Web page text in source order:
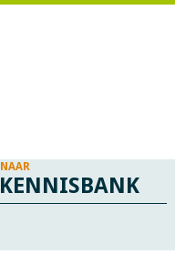
NAAR
KENNISBANK